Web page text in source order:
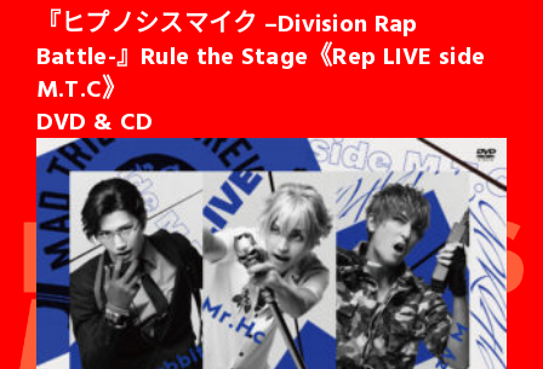
『ヒプノシスマイク –Division Rap
Battle-』Rule the Stage《Rep LIVE side
M.T.C》
DVD & CD